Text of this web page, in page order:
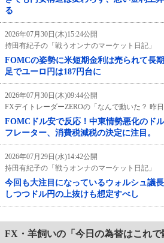
る
2026年07月30日(木)15:24公開
持田有紀子の「戦うオンナのマーケット日記」
FOMCの姿勢に米短期金利は売られて長
足でユーロ円は187円台に
2026年07月30日(木)09:44公開
FXデイトレーダーZEROの「なんで動いた？ 昨日
FOMCドル安で反応！中東情勢悪化のド
フレーター、消費税減税の決定に注目。
2026年07月29日(水)14:42公開
持田有紀子の「戦うオンナのマーケット日記」
今回も大注目になっているウォルシュ議
しつつドル円の上抜けも想定すべし
FX・羊飼いの「今日の為替はこれ